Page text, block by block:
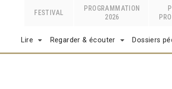
FESTIVAL
PROGRAMMATION
2026
Lire Regarder & écouter Dossiers